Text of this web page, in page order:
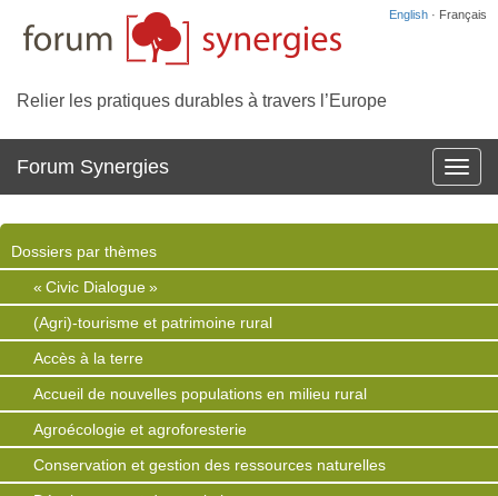
English · Français
Relier les pratiques durables à travers l’Europe
la
Forum Synergies
Dossiers par thèmes
« Civic Dialogue »
(Agri)-tourisme et patrimoine rural
Accès à la terre
Accueil de nouvelles populations en milieu rural
Agroécologie et agroforesterie
Conservation et gestion des ressources naturelles